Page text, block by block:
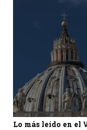
Lo más leído en